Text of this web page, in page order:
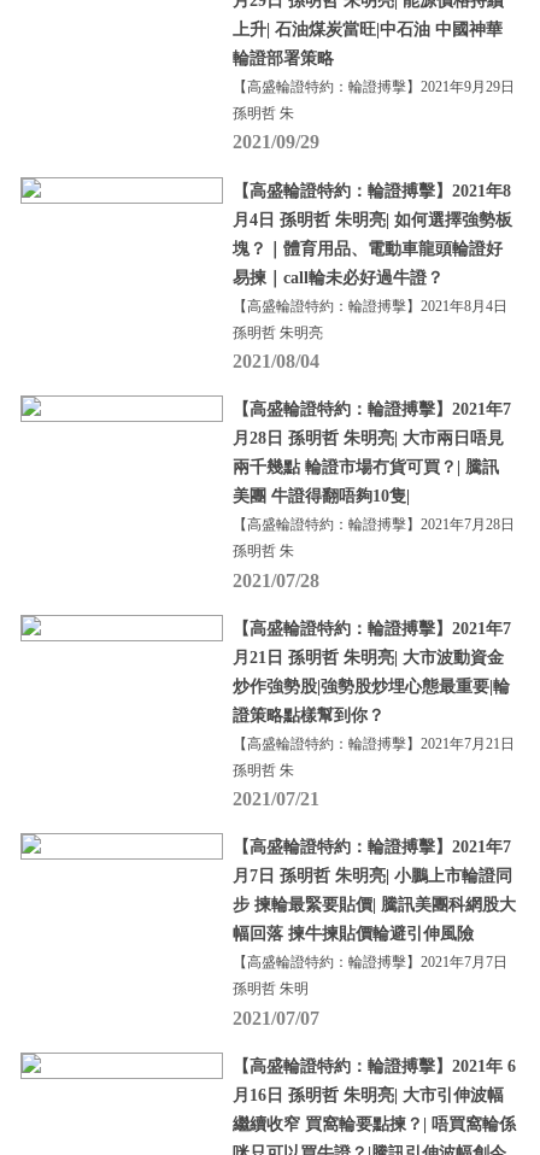
上升| 石油煤炭當旺|中石油 中國神華
輪證部署策略
【高盛輪證特約：輪證搏擊】2021年9月29日
孫明哲 朱
2021/09/29
【高盛輪證特約：輪證搏擊】2021年8
月4日 孫明哲 朱明亮| 如何選擇強勢板
塊？｜體育用品、電動車龍頭輪證好
易揀｜call輪未必好過牛證？
【高盛輪證特約：輪證搏擊】2021年8月4日
孫明哲 朱明亮
2021/08/04
【高盛輪證特約：輪證搏擊】2021年7
月28日 孫明哲 朱明亮| 大市兩日唔見
兩千幾點 輪證市場冇貨可買？| 騰訊
美團 牛證得翻唔夠10隻|
【高盛輪證特約：輪證搏擊】2021年7月28日
孫明哲 朱
2021/07/28
【高盛輪證特約：輪證搏擊】2021年7
月21日 孫明哲 朱明亮| 大市波動資金
炒作強勢股|強勢股炒埋心態最重要|輪
證策略點樣幫到你？
【高盛輪證特約：輪證搏擊】2021年7月21日
孫明哲 朱
2021/07/21
【高盛輪證特約：輪證搏擊】2021年7
月7日 孫明哲 朱明亮| 小鵬上市輪證同
步 揀輪最緊要貼價| 騰訊美團科網股大
幅回落 揀牛揀貼價輪避引伸風險
【高盛輪證特約：輪證搏擊】2021年7月7日
孫明哲 朱明
2021/07/07
【高盛輪證特約：輪證搏擊】2021年 6
月16日 孫明哲 朱明亮| 大市引伸波幅
繼續收窄 買窩輪要點揀？| 唔買窩輪係